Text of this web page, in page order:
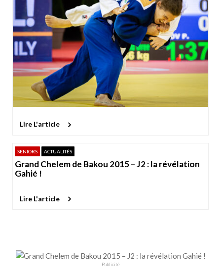
Lire L'article
SENIORS ACTUALITÉS
Grand Chelem de Bakou 2015 – J2 : la révélation
Gahié !
Lire L'article
Publicité